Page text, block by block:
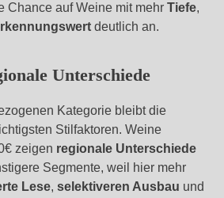
Chance auf Weine mit mehr Tiefe,
deutlich an.
Unterschiede
Kategorie bleibt die
Stilfaktoren. Weine
zeigen regionale Unterschiede
Segmente, weil hier mehr
Lese, selektiveren Ausbau und